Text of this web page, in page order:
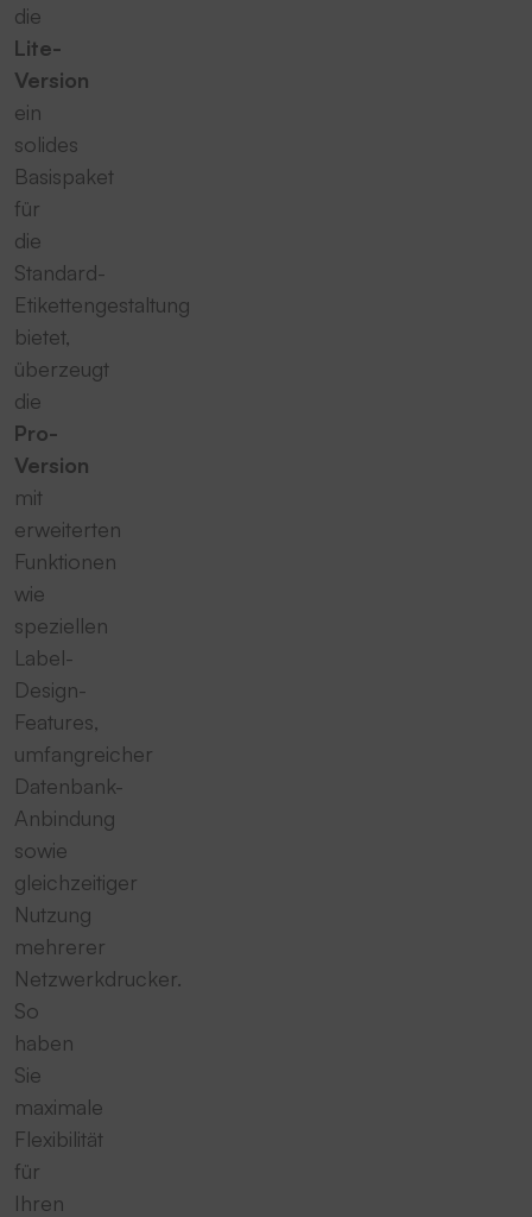
die
Lite-
Version
ein
solides
Basispaket
für
die
Standard-
Etikettengestaltung
bietet,
überzeugt
die
Pro-
Version
mit
erweiterten
Funktionen
wie
speziellen
Label-
Design-
Features,
umfangreicher
Datenbank-
Anbindung
sowie
gleichzeitiger
Nutzung
mehrerer
Netzwerkdrucker.
So
haben
Sie
maximale
Flexibilität
für
Ihren